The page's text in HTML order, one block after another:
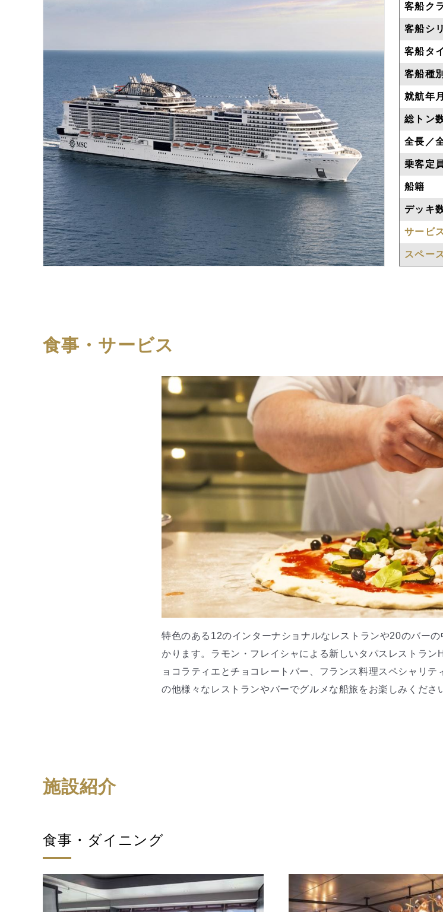
客船ク
客船シ
客船タ
客船種別
就航年
総トン
全長／
乗客定
船籍
デッキ
サービ
スペー
食事・サービス
特色のある12のインターナショナルなレストランや20のバー
かります。ラモン・フレイシャによる新しいタパスレストラ
ョコラティエとチョコレートバー、フランス料理スペシャリ
の他様々なレストランやバーでグルメな船旅をお楽しみくださ
施設紹介
食事・ダイニング